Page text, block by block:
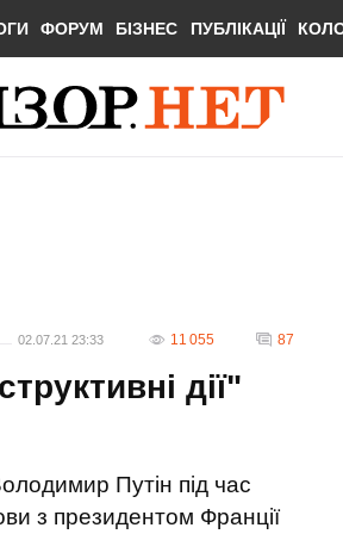
ФОРУМ БІЗНЕС ПУБЛІКАЦІЇ
02.07.21 23:33 11 055 87
дії"
Путін під час
з президентом Франції